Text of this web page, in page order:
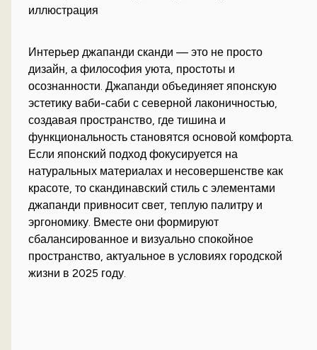
Интерьер джапанди сканди — это не просто
дизайн, а философия уюта, простоты и
осознанности. Джапанди объединяет японскую
эстетику ваби-саби с северной лаконичностью,
создавая пространство, где тишина и
функциональность становятся основой комфорта.
Если японский подход фокусируется на
натуральных материалах и несовершенстве как
красоте, то скандинавский стиль с элементами
джапанди привносит свет, теплую палитру и
эргономику. Вместе они формируют
сбалансированное и визуально спокойное
пространство, актуальное в условиях городской
жизни в 2025 году.